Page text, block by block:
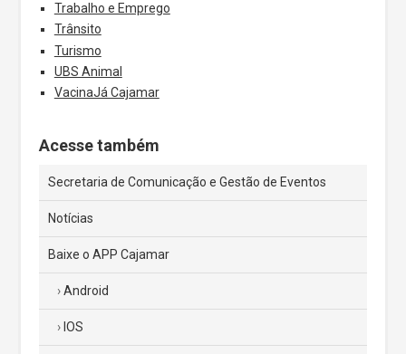
Trabalho e Emprego
Trânsito
Turismo
UBS Animal
VacinaJá Cajamar
Acesse também
Secretaria de Comunicação e Gestão de Eventos
Notícias
Baixe o APP Cajamar
Android
IOS